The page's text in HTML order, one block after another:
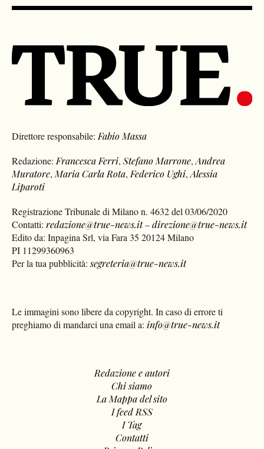
Direttore responsabile: Fabio Massa
Redazione: Francesca Ferri,Stefano Marrone,Andrea
Muratore, Maria Carla Rota, Federico Ughi,Alessia
Liparoti
Registrazione Tribunale di Milano n. 4632 del 03/06/2020
Contatti:redazione@true-news.it–direzione@true-news.it
Edito da: Inpagina Srl, via Fara 35 20124 Milano
PI 11299360963
Per la tua pubblicità:segreteria@true-news.it
Le immagini sono libere da copyright. In caso di errore ti
preghiamo di mandarci una email a: info@true-news.it
Redazione e autori
Chi siamo
La Mappa del sito
I feed RSS
I Tag
Contatti